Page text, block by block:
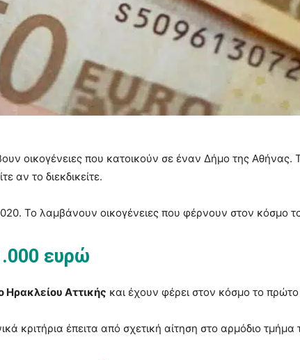
οικογένειες που κατοικούν σε έναν Δήμο της Αθήνας.
αν το διεκδικείτε.
Το λαμβάνουν οικογένειες που φέρνουν στον κόσμο
ευρώ
Ηρακλείου Αττικής και έχουν φέρει στον κόσμο το πρώτο
κριτήρια έπειτα από σχετική αίτηση στο αρμόδιο